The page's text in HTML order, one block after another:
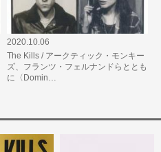
2020.10.06
The Kills / アークティック・モンキー
ズ、フランツ・フェルナンドらととも
に〈Domin…